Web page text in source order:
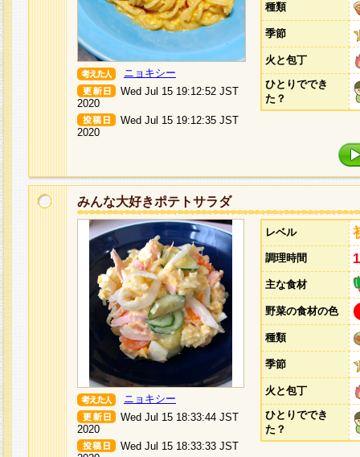
ニョキシー
Wed Jul 15 19:12:52 JST
2020
Wed Jul 15 19:12:35 JST
2020
種類
季節
火と包丁
ひとりででき
た？
みんな大好きポテトサラダ
ニョキシー
Wed Jul 15 18:33:44 JST
2020
Wed Jul 15 18:33:33 JST
レベル
調理時間
主な食材
野菜の食材の色
種類
季節
火と包丁
ひとりででき
た？